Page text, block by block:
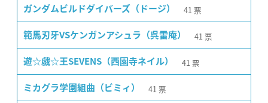
ガンダムビルドダイバーズ（ドージ） 41 票
範馬刃牙VSケンガンアシュラ（呉雷庵） 41 票
遊☆戯☆王SEVENS（西園寺ネイル） 41 票
ミカグラ学園組曲（ビミィ） 41 票